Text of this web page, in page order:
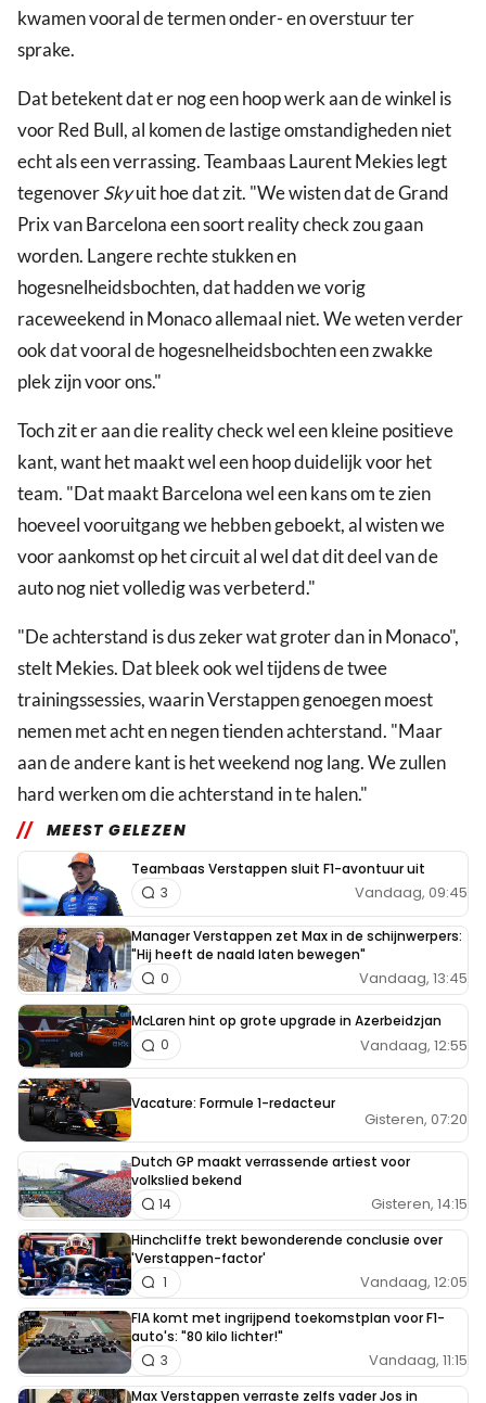
kwamen vooral de termen onder- en overstuur ter
sprake.
Dat betekent dat er nog een hoop werk aan de winkel is
voor Red Bull, al komen de lastige omstandigheden niet
echt als een verrassing. Teambaas Laurent Mekies legt
tegenoverSkyuit hoe dat zit. "We wisten dat de Grand
Prix van Barcelona een soort reality check zou gaan
worden. Langere rechte stukken en
hogesnelheidsbochten, dat hadden we vorig
raceweekend in Monaco allemaal niet. We weten verder
ook dat vooral de hogesnelheidsbochten een zwakke
plek zijn voor ons."
Toch zit er aan die reality check wel een kleine positieve
kant, want het maakt wel een hoop duidelijk voor het
team. "Dat maakt Barcelona wel een kans om te zien
hoeveel vooruitgang we hebben geboekt, al wisten we
voor aankomst op het circuit al wel dat dit deel van de
auto nog niet volledig was verbeterd."
"De achterstand is dus zeker wat groter dan in Monaco",
stelt Mekies. Dat bleek ook wel tijdens de twee
trainingssessies, waarin Verstappen genoegen moest
nemen met acht en negen tienden achterstand. "Maar
aan de andere kant is het weekend nog lang. We zullen
hard werken om die achterstand in te halen."
MEEST GELEZEN
Teambaas Verstappen sluit F1-avontuur uit
Vandaag, 09:45
3
Manager Verstappen zet Max in de schijnwerpers:
"Hij heeft de naald laten bewegen"
Vandaag, 13:45
0
McLaren hint op grote upgrade in Azerbeidzjan
Vandaag, 12:55
0
Vacature: Formule 1-redacteur
Gisteren, 07:20
Dutch GP maakt verrassende artiest voor
volkslied bekend
Gisteren, 14:15
14
Hinchcliffe trekt bewonderende conclusie over
'Verstappen-factor'
Vandaag, 12:05
1
FIA komt met ingrijpend toekomstplan voor F1-
auto's: "80 kilo lichter!"
Vandaag, 11:15
3
Max Verstappen verraste zelfs vader Jos in